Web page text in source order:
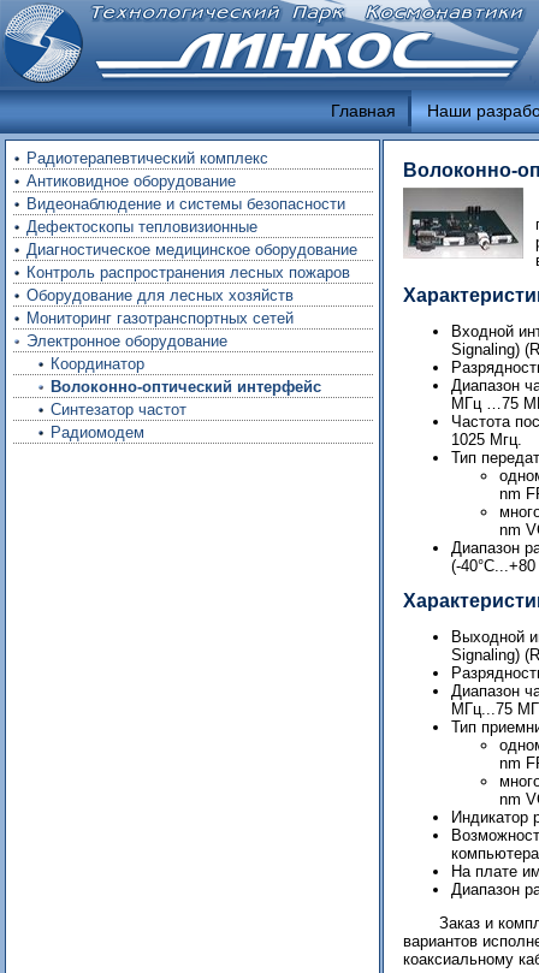
Главная Наши
Радиотерапевтический комплекс
Антиковидное оборудование
Видеонаблюдение и системы безопасности
Дефектоскопы тепловизионные
Диагностическое медицинское оборудование
Контроль распространения лесных пожаров
Оборудование для лесных хозяйств
Мониторинг газотранспортных сетей
Электронное оборудование
Координатор
Волоконно-оптический интерфейс
Синтезатор частот
Радиомодем
Волоконно-
Входной
Signaling)
Диапазон
МГц …75
Частота
1025 Мгц.
Тип
nm
nm
Диапазон
(-
Выходной
Signaling)
Диапазон
МГц...75
Тип
nm
nm
Индикатор
На плате
Диапазон
Заказ и
вариантов
коаксиальному